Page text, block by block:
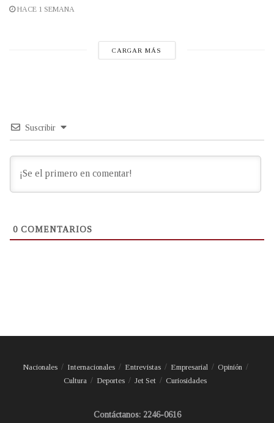
HACE 1 SEMANA
CARGAR MÁS
Suscribir
0 COMENTARIOS
Nacionales Internacionales Entrevistas Empresarial
Opinión
Cultura
Deportes Jet Set Curiosidades
Contáctanos: 2246-0616